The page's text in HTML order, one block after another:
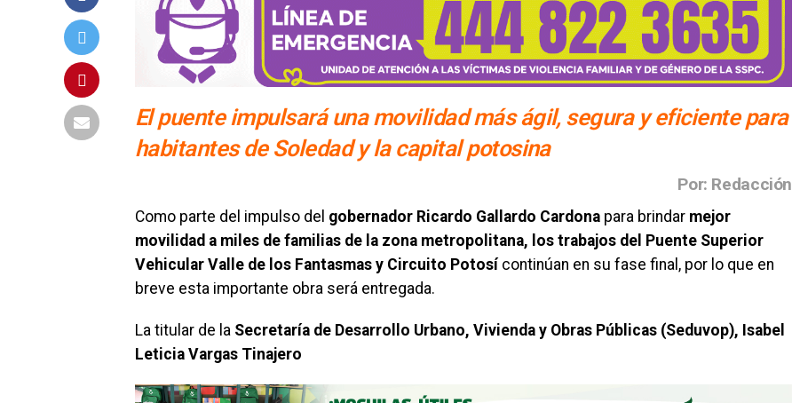
El puente impulsará una movilidad más ágil, segura y eficiente para
habitantes de Soledad y la capital potosina
Por: Redacción
Como parte del impulso del gobernador Ricardo Gallardo Cardona para brindar mejor
movilidad a miles de familias de la zona metropolitana, los trabajos del Puente Superior
Vehicular Valle de los Fantasmas y Circuito Potosí continúan en su fase final, por lo que en
breve esta importante obra será entregada.
La titular de la Secretaría de Desarrollo Urbano, Vivienda y Obras Públicas (Seduvop), Isabel
Leticia Vargas Tinajero